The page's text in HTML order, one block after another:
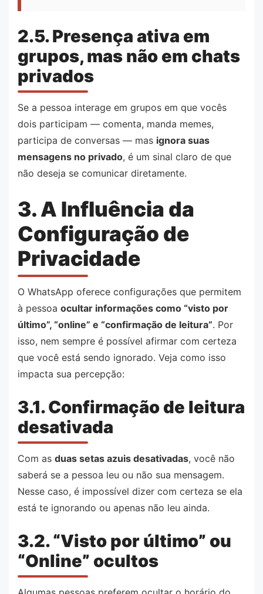
2.5. Presença ativa em
grupos, mas não em chats
privados
Se a pessoa interage em grupos em que vocês
dois participam — comenta, manda memes,
participa de conversas — mas ignora suas
mensagens no privado, é um sinal claro de que
não deseja se comunicar diretamente.
3. A Influência da
Configuração de
Privacidade
O WhatsApp oferece configurações que permitem
à pessoa ocultar informações como “visto por
último”, “online” e “confirmação de leitura”. Por
isso, nem sempre é possível afirmar com certeza
que você está sendo ignorado. Veja como isso
impacta sua percepção:
3.1. Confirmação de leitura
desativada
Com as duas setas azuis desativadas, você não
saberá se a pessoa leu ou não sua mensagem.
Nesse caso, é impossível dizer com certeza se ela
está te ignorando ou apenas não leu ainda.
3.2. “Visto por último” ou
“Online” ocultos